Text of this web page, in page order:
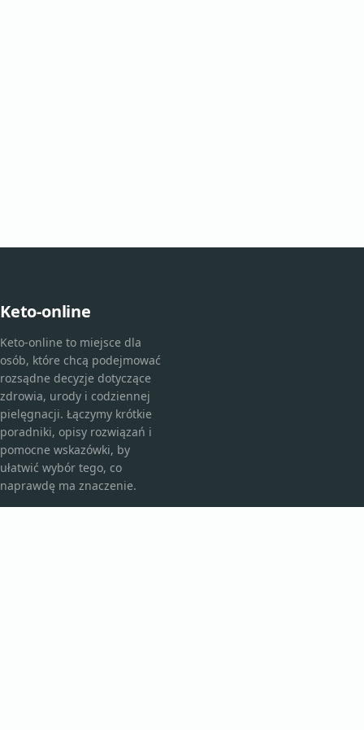
Keto-online
Keto-online to miejsce dla
osób, które chcą podejmować
rozsądne decyzje dotyczące
zdrowia, urody i codziennej
pielęgnacji. Łączymy krótkie
poradniki, opisy rozwiązań i
pomocne wskazówki, by
ułatwić wybór tego, co
naprawdę ma znaczenie.